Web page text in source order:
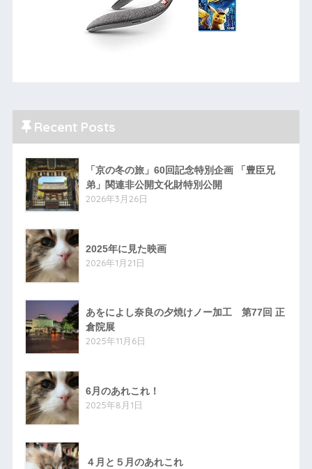
Recent Posts
「京の冬の旅」60回記念特別企画 「豊臣兄
弟」関連非公開文化財特別公開
2026年3月26日
2025年に見た映画
2026年1月21日
あをによし奈良の夕焼けノー加工 第77回 正
倉院展
2025年11月6日
6月のあれこれ！
2025年8月1日
４月と５月のあれこれ